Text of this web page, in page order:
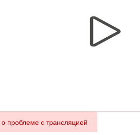
проблеме с трансляцией